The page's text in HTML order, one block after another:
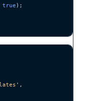
true );
' ,